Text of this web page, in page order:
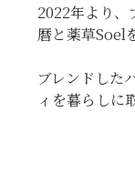
2022年より、
暦と薬草Soel
ブレンドした
ィを暮らしに